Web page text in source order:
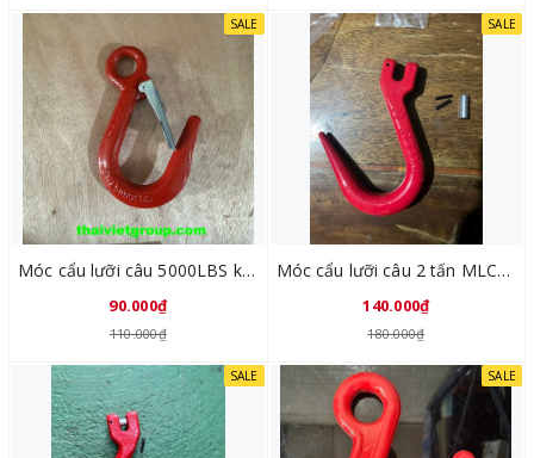
SALE
Móc cẩu lưỡi câu 5000LBS khoá lưỡi gà MLC5000
90.000₫
110.000₫
SALE
Móc cẩu lưỡi câu 2 tấn MLCX8
140.000₫
180.000₫
SALE SALE